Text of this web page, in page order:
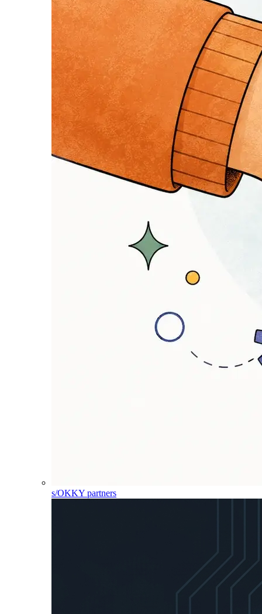
s/OKKY partners